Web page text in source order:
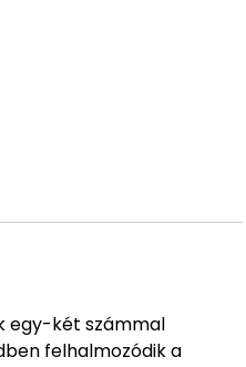
egy-két számmal
felhalmozódik a